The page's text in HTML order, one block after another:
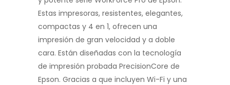
Estas impresoras, resistentes, elegantes,
compactas y 4 en 1, ofrecen una
impresión de gran velocidad y a doble
cara. Están diseñadas con la tecnología
de impresión probada PrecisionCore de
Epson. Gracias a que incluyen Wi-Fi y una